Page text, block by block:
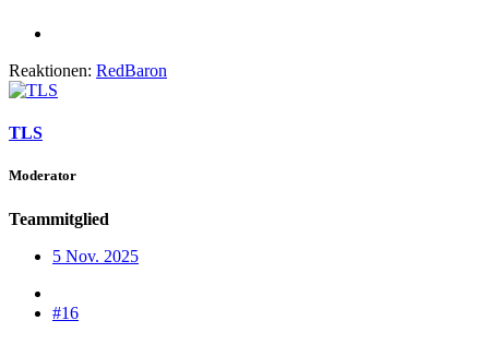
Reaktionen: RedBaron
TLS
Moderator
Teammitglied
5 Nov. 2025
#16